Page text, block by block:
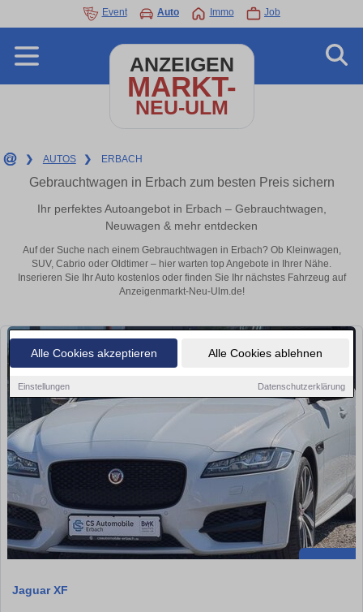
Alle Cookies akzeptieren Alle Cookies ablehnen
Einstellungen Datenschutzerklärung
Event Auto Immo Job
ANZEIGEN
MARKT-
NEU-ULM
❯ AUTOS ❯ ERBACH
Gebrauchtwagen in Erbach zum besten Preis sichern
Ihr perfektes Autoangebot in Erbach – Gebrauchtwagen,
Neuwagen & mehr entdecken
Auf der Suche nach einem Gebrauchtwagen in Erbach? Ob Kleinwagen,
SUV, Cabrio oder Oldtimer – hier warten top Angebote in Ihrer Nähe.
Inserieren Sie Ihr Auto kostenlos oder finden Sie Ihr nächstes Fahrzeug auf
Anzeigenmarkt-Neu-Ulm.de!
Jaguar XF